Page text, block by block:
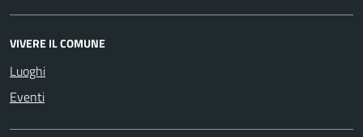
VIVERE IL COMUNE
Luoghi
Eventi